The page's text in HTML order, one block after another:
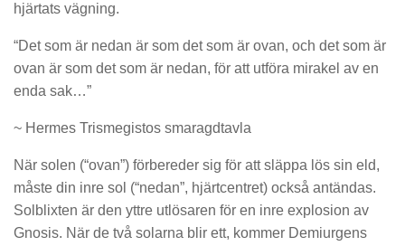
hjärtats vägning.
“Det som är nedan är som det som är ovan, och det som är
ovan är som det som är nedan, för att utföra mirakel av en
enda sak…”
~ Hermes Trismegistos smaragdtavla
När solen (“ovan”) förbereder sig för att släppa lös sin eld,
måste din inre sol (“nedan”, hjärtcentret) också antändas.
Solblixten är den yttre utlösaren för en inre explosion av
Gnosis. När de två solarna blir ett, kommer Demiurgens